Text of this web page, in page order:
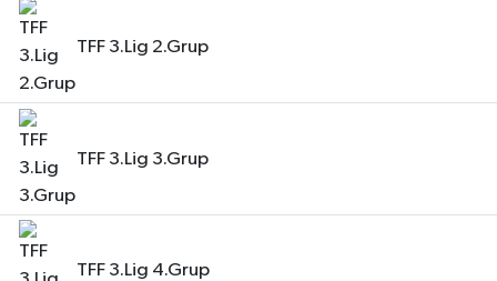
TFF 3.Lig 2.Grup
TFF 3.Lig 3.Grup
TFF 3.Lig 4.Grup